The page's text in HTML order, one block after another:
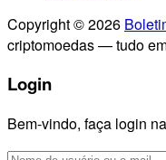
Copyright © 2026
criptomoedas — tudo
Login
Bem-vindo, faça login